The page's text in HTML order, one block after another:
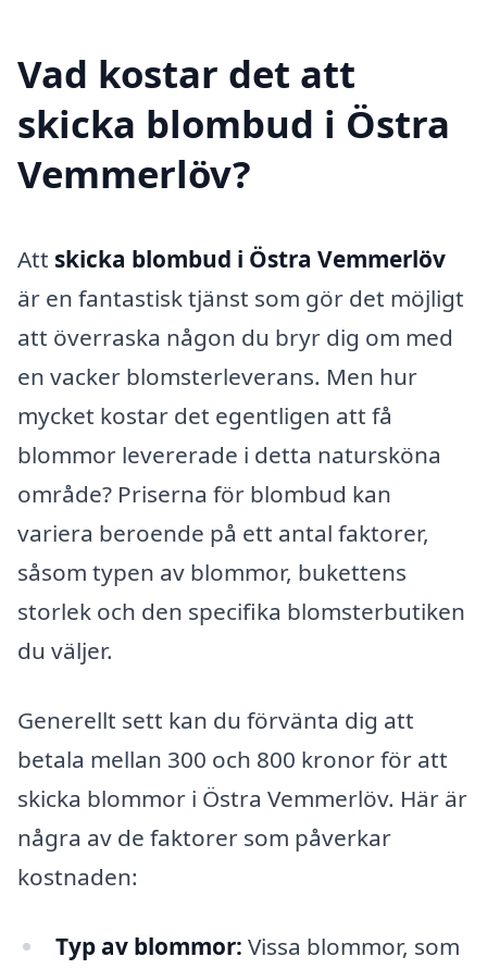
Vad kostar det att
skicka blombud i Östra
Vemmerlöv?
Att skicka blombud i Östra Vemmerlöv
är en fantastisk tjänst som gör det möjligt
att överraska någon du bryr dig om med
en vacker blomsterleverans. Men hur
mycket kostar det egentligen att få
blommor levererade i detta natursköna
område? Priserna för blombud kan
variera beroende på ett antal faktorer,
såsom typen av blommor, bukettens
storlek och den specifika blomsterbutiken
du väljer.
Generellt sett kan du förvänta dig att
betala mellan 300 och 800 kronor för att
skicka blommor i Östra Vemmerlöv. Här är
några av de faktorer som påverkar
kostnaden:
Typ av blommor: Vissa blommor, som